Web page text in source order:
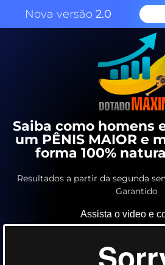
Nova versão 2.0
Saiba como homens
um PÊNIS MAIOR e
forma 100%
Resultados a partir da segunda
Garantido
Assista o video e